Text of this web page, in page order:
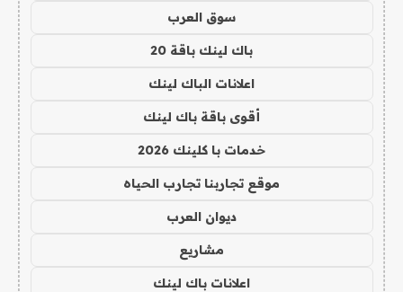
سوق العرب
باك لينك باقة 20
اعلانات الباك لينك
أقوى باقة باك لينك
خدمات با كلينك 2026
موقع تجاربنا تجارب الحياه
ديوان العرب
مشاريع
اعلانات باك لينك